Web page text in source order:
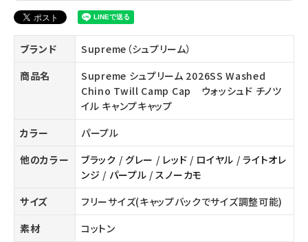
ブランド
Supreme（シュプリーム）
商品名
Supreme シュプリーム 2026SS Washed
Chino Twill Camp Cap ウォッシュド チノツ
イル キャンプキャップ
カラー
パープル
他のカラー
ブラック / グレー / レッド / ロイヤル /ライトオレ
ンジ / パープル /スノーカモ
サイズ
フリーサイズ(キャップバックでサイズ調整可能)
素材
コットン